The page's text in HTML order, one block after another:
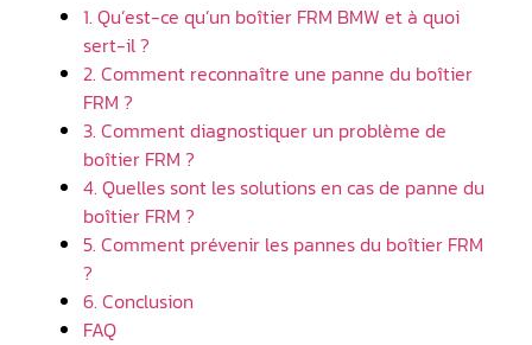
1. Qu’est-ce qu’un boîtier FRM BMW et à quoi
sert-il ?
2. Comment reconnaître une panne du boîtier
FRM ?
3. Comment diagnostiquer un problème de
boîtier FRM ?
4. Quelles sont les solutions en cas de panne du
boîtier FRM ?
5. Comment prévenir les pannes du boîtier FRM
?
6. Conclusion
FAQ